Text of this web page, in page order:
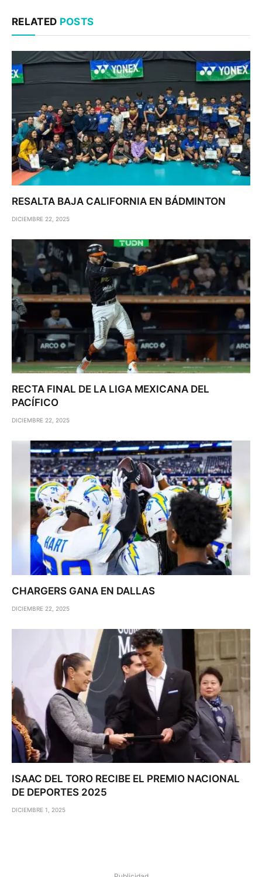
RELATED POSTS
RESALTA BAJA CALIFORNIA EN BÁDMINTON
DICIEMBRE 22, 2025
RECTA FINAL DE LA LIGA MEXICANA DEL
PACÍFICO
DICIEMBRE 22, 2025
CHARGERS GANA EN DALLAS
DICIEMBRE 22, 2025
ISAAC DEL TORO RECIBE EL PREMIO NACIONAL
DE DEPORTES 2025
DICIEMBRE 1, 2025